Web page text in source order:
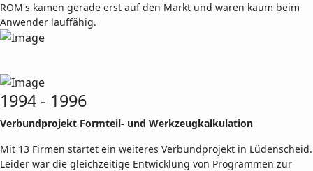
ROM's kamen gerade erst auf den Markt und waren kaum beim
Anwender lauffähig.
1994 - 1996
Verbundprojekt Formteil- und Werkzeugkalkulation
Mit 13 Firmen startet ein weiteres Verbundprojekt in Lüdenscheid.
Leider war die gleichzeitige Entwicklung von Programmen zur